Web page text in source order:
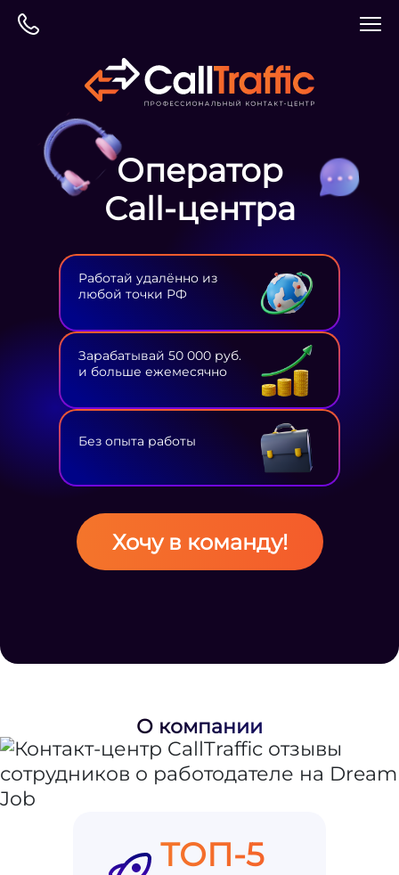
Оператор
Сall-центра
Работай удалённо из
любой точки РФ
Зарабатывай 50 000 руб.
и больше ежемесячно
Без опыта работы
Хочу в команду!
О компании
ТОП-5